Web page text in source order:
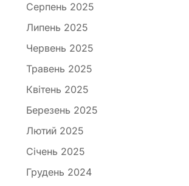
Серпень 2025
Липень 2025
Червень 2025
Травень 2025
Квітень 2025
Березень 2025
Лютий 2025
Січень 2025
Грудень 2024